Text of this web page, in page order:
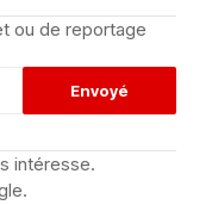
ou de reportage
intéresse.